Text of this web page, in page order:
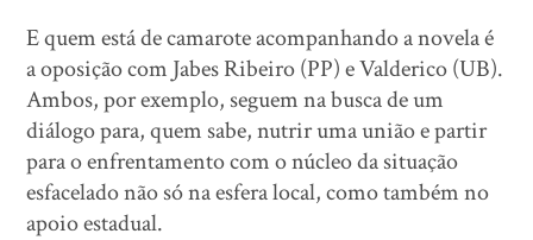
E quem está de camarote acompanhando a novela é
a oposição com Jabes Ribeiro (PP) e Valderico (UB).
Ambos, por exemplo, seguem na busca de um
diálogo para, quem sabe, nutrir uma união e partir
para o enfrentamento com o núcleo da situação
esfacelado não só na esfera local, como também no
apoio estadual.